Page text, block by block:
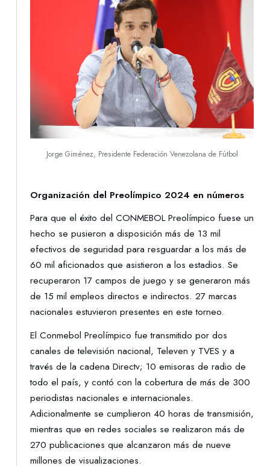
Jorge Giménez, Presidente Federación Venezolana de Fútbol
Organización del Preolímpico 2024 en números
Para que el éxito del CONMEBOL Preolímpico fuese un
hecho se pusieron a disposición más de 13 mil
efectivos de seguridad para resguardar a los más de
60 mil aficionados que asistieron a los estadios. Se
recuperaron 17 campos de juego y se generaron más
de 15 mil empleos directos e indirectos. 27 marcas
nacionales estuvieron presentes en este torneo.
El Conmebol Preolímpico fue transmitido por dos
canales de televisión nacional, Televen y TVES y a
través de la cadena Directv; 10 emisoras de radio de
todo el país, y contó con la cobertura de más de 300
periodistas nacionales e internacionales.
Adicionalmente se cumplieron 40 horas de transmisión,
mientras que en redes sociales se realizaron más de
270 publicaciones que alcanzaron más de nueve
millones de visualizaciones.